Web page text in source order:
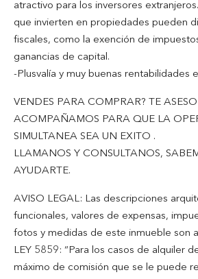
atractivo para los inversores
que invierten en propiedades pueden
fiscales, como la exención de
ganancias de capital.
-Plusvalía y muy buenas rentabilidades
VENDES PARA COMPRAR? TE
ACOMPAÑAMOS PARA QUE LA
SIMULTANEA SEA UN EXITO .
LLAMANOS Y CONSULTANOS,
AYUDARTE.
AVISO LEGAL: Las descripciones
funcionales, valores de expensas,
fotos y medidas de este inmueble son
LEY 5859: “Para los casos de alquiler
máximo de comisión que se le puede